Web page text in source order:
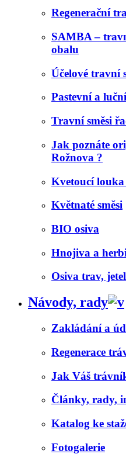
Regenerační
SAMBA –
obalu
Účelové travní
Pastevní a
Travní směsi
Jak poznáte
Rožnova ?
Kvetoucí
Květnaté směsi
BIO osiva
Hnojiva a
Osiva trav,
Návody, rady
Zakládání a
Regenerace
Jak Váš
Články, rady,
Katalog ke
Fotogalerie